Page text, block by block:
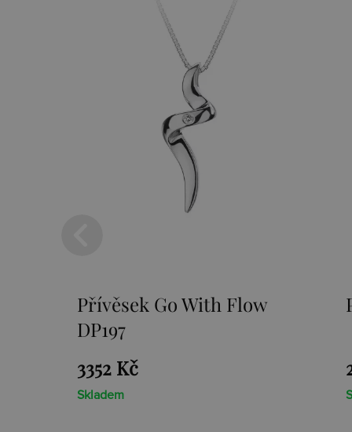
Přívěsek Paradise DP230
2659 Kč
Skladem